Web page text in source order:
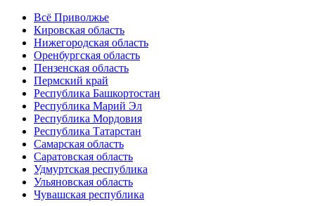
Всё Приволжье
Кировская область
Нижегородская область
Оренбургская область
Пензенская область
Пермский край
Республика Башкортостан
Республика Марий Эл
Республика Мордовия
Республика Татарстан
Самарская область
Саратовская область
Удмуртская республика
Ульяновская область
Чувашская республика